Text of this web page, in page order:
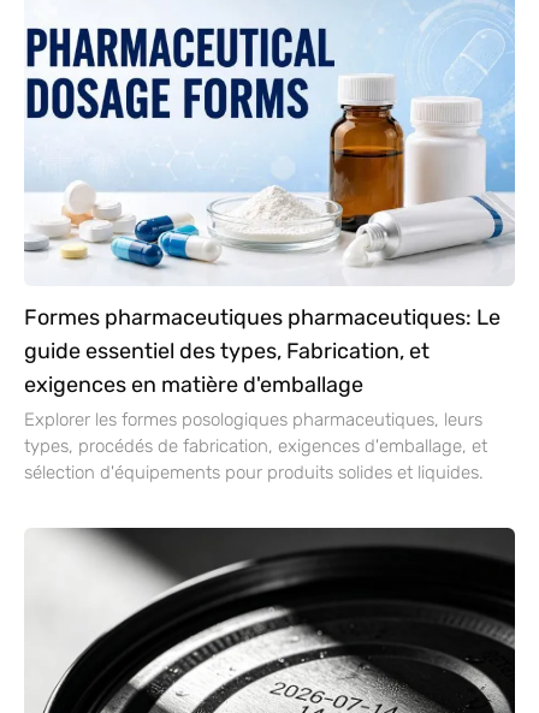
Formes pharmaceutiques pharmaceutiques: Le
guide essentiel des types, Fabrication, et
exigences en matière d'emballage
Explorer les formes posologiques pharmaceutiques, leurs
types, procédés de fabrication, exigences d'emballage, et
sélection d'équipements pour produits solides et liquides.